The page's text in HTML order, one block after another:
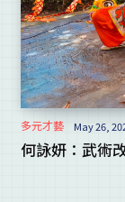
多元才藝 May 26,
何詠妍：武術